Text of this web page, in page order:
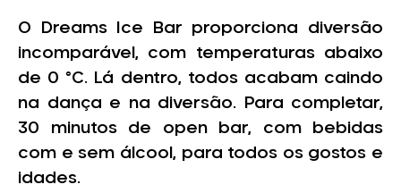
O Dreams Ice Bar proporciona diversão
incomparável, com temperaturas abaixo
de 0 °C. Lá dentro, todos acabam caindo
na dança e na diversão. Para completar,
30 minutos de open bar, com bebidas
com e sem álcool, para todos os gostos e
idades.